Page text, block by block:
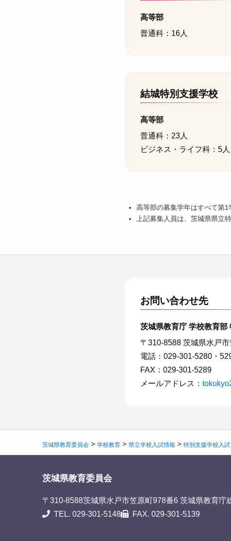
高等部
普通科：16人
結城特別支援学校
高等部
普通科：23人
ビジネス・ライフ科：5人
高等部の募集学年はすべて第1
上記募集人員は、茨城県県立
お問い合わせ先
茨城県教育庁 学校教育部
〒310-8588 茨城県水戸
電話：029-301-5280・
FAX：029-301-5289
メールアドレス：
茨城県教育委員会 > 学校教育 > 県立学校入試情報 > 特別支援学校入試
茨城県教育委員会
〒310-8588茨城県水戸市笠原町978番6 茨城県教育庁
TEL. 029-301-5148
FAX. 029-301-5139